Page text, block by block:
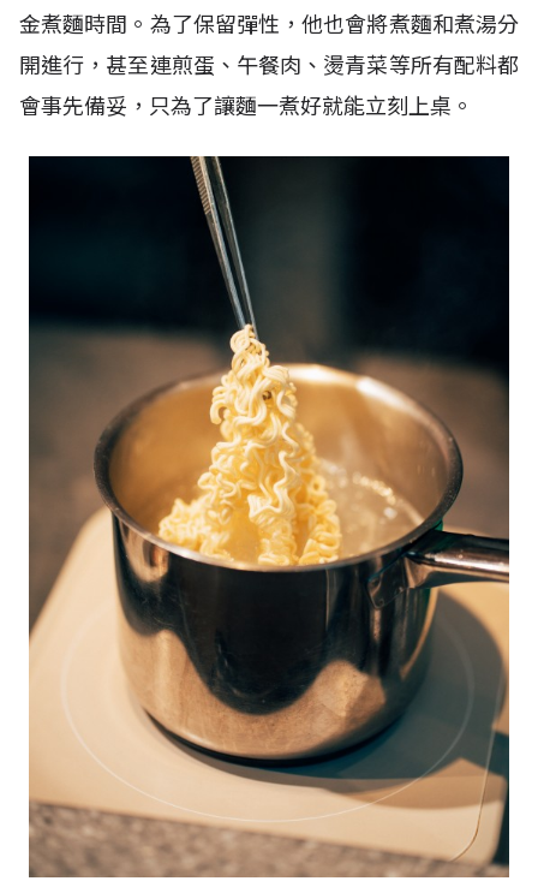
金煮麵時間。為了保留彈性，他也會將煮麵和煮湯分
開進行，甚至連煎蛋、午餐肉、燙青菜等所有配料都
會事先備妥，只為了讓麵一煮好就能立刻上桌。